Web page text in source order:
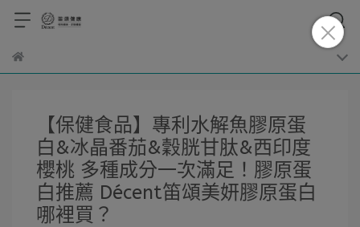
【保健食品】專利水解魚膠原蛋
白&冰晶番茄&穀胱甘肽&西印度
櫻桃 多種成分一次滿足！膠原蛋
白推薦 Décent笛頌美妍膠原蛋白
哪裡買？